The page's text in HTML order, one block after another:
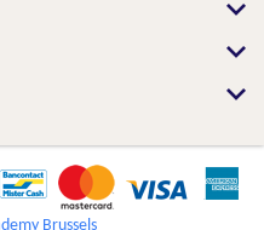
Brussels